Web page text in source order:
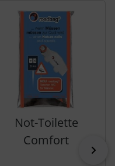
Not-Toilette
Comfort